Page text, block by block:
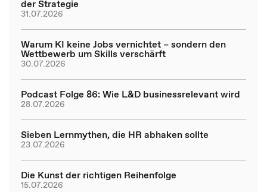
der Strategie
31.07.2026
Warum KI keine Jobs vernichtet – sondern den
Wettbewerb um Skills verschärft
30.07.2026
Podcast Folge 86: Wie L&D businessrelevant wird
28.07.2026
Sieben Lernmythen, die HR abhaken sollte
23.07.2026
Die Kunst der richtigen Reihenfolge
15.07.2026